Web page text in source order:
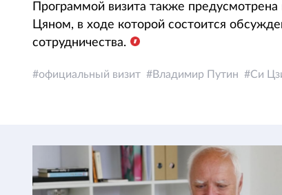
Программой визита также
Цяном, в ходе которой состоится
сотрудничества.
официальный визит Владимир Путин Си